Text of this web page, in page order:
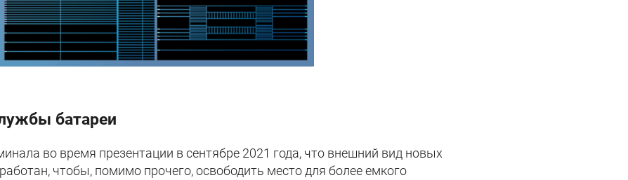
батареи
во время презентации в сентябре 2021 года, что внешний вид новых
чтобы, помимо прочего, освободить место для более емкого